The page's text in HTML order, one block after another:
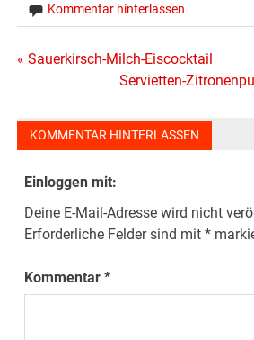
Kommentar hinterlassen
Beitragsnavigation
« Sauerkirsch-Milch-Eiscocktail
Servietten-
KOMMENTAR HINTERLASSEN
Einloggen mit:
Deine E-Mail-Adresse wird nicht
Erforderliche Felder sind mit*
Kommentar*